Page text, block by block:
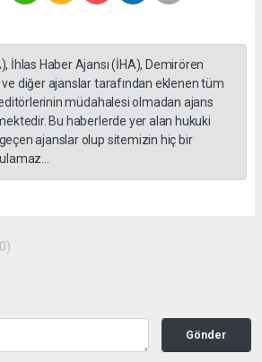
İhlas Haber Ajansı (İHA), Demirören
ve diğer ajanslar tarafından eklenen tüm
müdahalesi olmadan ajans
Bu haberlerde yer alan hukuki
ajanslar olup sitemizin hiç bir
Gönder